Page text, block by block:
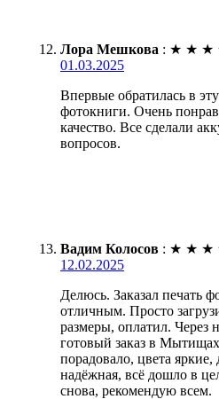
Лора Мешкова : ★ ★ ★
01.03.2025
Впервые обратилась в
фотокниги. Очень
качество. Все сделали
вопросов.
Вадим Колосов : ★ ★ ★
12.02.2025
Делюсь. Заказал печать
отличным. Просто
размеры, оплатил. Через
готовый заказ в
порадовало, цвета яркие,
надёжная, всё дошло в
снова, рекомендую всем.